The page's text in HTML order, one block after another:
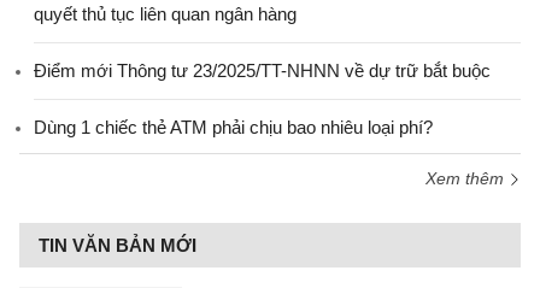
quyết thủ tục liên quan ngân hàng
Điểm mới Thông tư 23/2025/TT-NHNN về dự trữ bắt buộc
Dùng 1 chiếc thẻ ATM phải chịu bao nhiêu loại phí?
Xem thêm
TIN VĂN BẢN MỚI